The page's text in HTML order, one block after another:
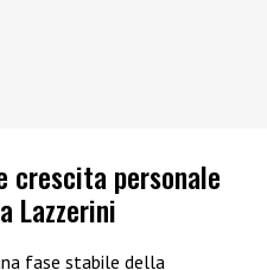
crescita personale
Lazzerini
fase stabile della